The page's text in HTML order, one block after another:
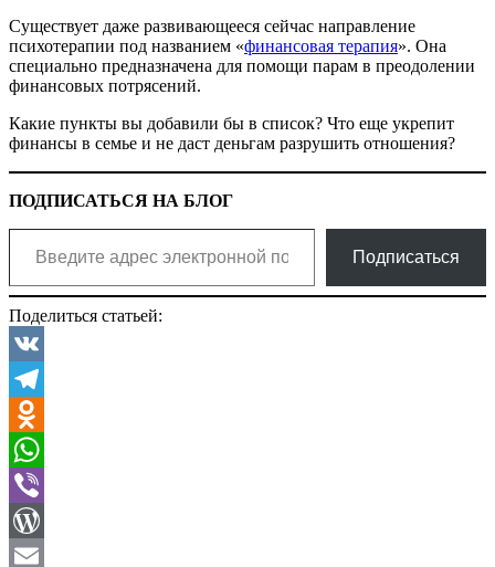
Существует даже развивающееся сейчас направление
психотерапии под названием «финансовая терапия». Она
специально предназначена для помощи парам в преодолении
финансовых потрясений.
Какие пункты вы добавили бы в список? Что еще укрепит
финансы в семье и не даст деньгам разрушить отношения?
ПОДПИСАТЬСЯ НА БЛОГ
Введите адрес электронной почты…
Подписаться
Поделиться статьей:
VK
Telegram
Odnoklassniki
WhatsApp
Viber
WordPress